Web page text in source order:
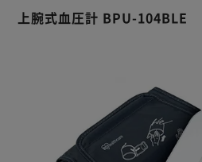
上腕式血圧計 BPU-104BLE